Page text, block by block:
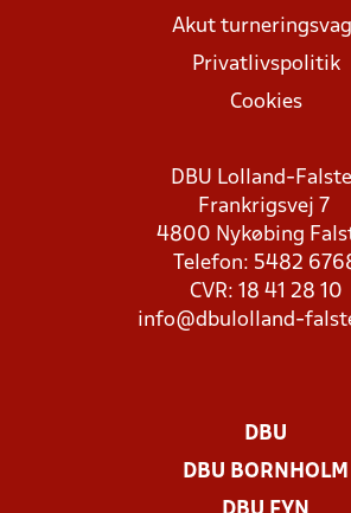
Akut
Privatlivspolitik
Cookies
DBU Lolland-
Frankrigsvej 7
4800 Nykøbing
Telefon: 5482
CVR: 18 41 28 10
info@dbulolland-
DBU
DBU BORNHOLM